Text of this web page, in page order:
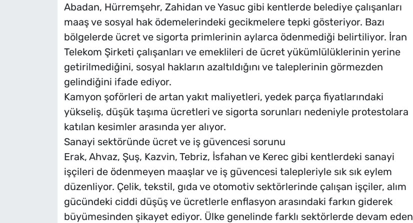
Abadan, Hürremşehr, Zahidan ve Yasuc gibi kentlerde belediye çalışanları
maaş ve sosyal hak ödemelerindeki gecikmelere tepki gösteriyor. Bazı
bölgelerde ücret ve sigorta primlerinin aylarca ödenmediği belirtiliyor. İran
Telekom Şirketi çalışanları ve emeklileri de ücret yükümlülüklerinin yerine
getirilmediğini, sosyal hakların azaltıldığını ve taleplerinin görmezden
gelindiğini ifade ediyor.
Kamyon şoförleri de artan yakıt maliyetleri, yedek parça fiyatlarındaki
yükseliş, düşük taşıma ücretleri ve sigorta sorunları nedeniyle protestolara
katılan kesimler arasında yer alıyor.
Sanayi sektöründe ücret ve iş güvencesi sorunu
Erak, Ahvaz, Şuş, Kazvin, Tebriz, İsfahan ve Kerec gibi kentlerdeki sanayi
işçileri de ödenmeyen maaşlar ve iş güvencesi talepleriyle sık sık eylem
düzenliyor. Çelik, tekstil, gıda ve otomotiv sektörlerinde çalışan işçiler, alım
gücündeki ciddi düşüş ve ücretlerle enflasyon arasındaki farkın giderek
büyümesinden şikayet ediyor. Ülke genelinde farklı sektörlerde devam eden